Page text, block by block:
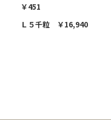
￥451
Ｌ５千粒 ￥16,940